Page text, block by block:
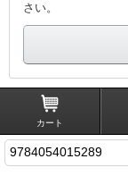
さい。
カート